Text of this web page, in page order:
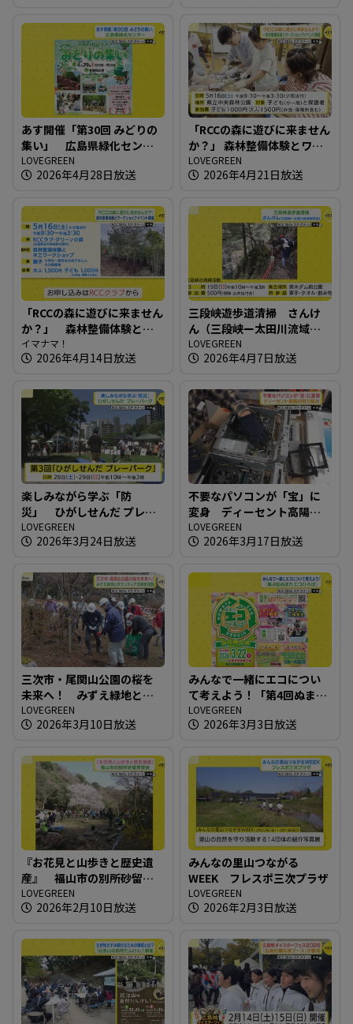
あす開催「第30回 みどりの
集い」 広島県緑化センタ
ー
LOVEGREEN
2026年4月28日放送
「RCCの森に遊びに来ません
か？」 森林整備体験とワー
クショップイベント開催
LOVEGREEN
2026年4月21日放送
「RCCの森に遊びに来ません
か？」 森林整備体験とワ
ークショップイベント開催
イマナマ！
2026年4月14日放送
三段峡遊歩道清掃 さんけ
ん（三段峡ー太田川流域研
究会）
LOVEGREEN
2026年4月7日放送
楽しみながら学ぶ「防
災」 ひがしせんだ プレー
パーク
LOVEGREEN
2026年3月24日放送
不要なパソコンが「宝」に
変身 ディーセント高陽の
取り組み
LOVEGREEN
2026年3月17日放送
三次市・尾関山公園の桜を
未来へ！ みずえ緑地とボ
ランティアの保全活動
LOVEGREEN
2026年3月10日放送
みんなで一緒にエコについ
て考えよう！「第4回ぬまた
エコひろば」
LOVEGREEN
2026年3月3日放送
『お花見と山歩きと歴史遺
産』 福山市の別所砂留見
学会
LOVEGREEN
2026年2月10日放送
みんなの里山つながる
WEEK フレスポ三次プラザ
LOVEGREEN
2026年2月3日放送